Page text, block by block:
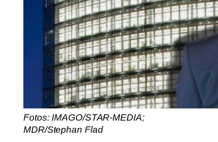
Fotos: IMAGO/STAR-MEDIA;
MDR/Stephan Flad